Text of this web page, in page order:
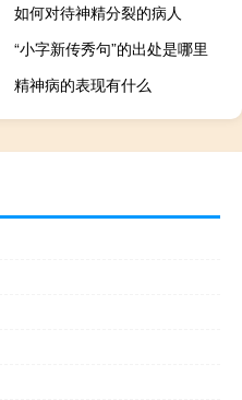
如何对待神精分裂的病人
“小字新传秀句”的出处是哪里
精神病的表现有什么